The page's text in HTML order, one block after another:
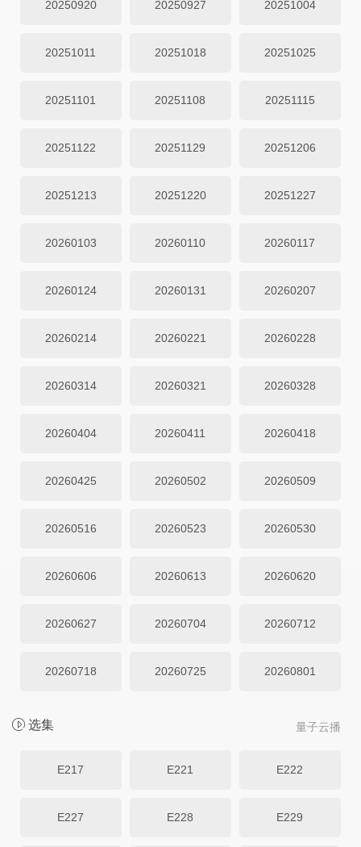
20250920 20250927 20251004
20251011 20251018 20251025
20251101 20251108 20251115
20251122 20251129 20251206
20251213 20251220 20251227
20260103 20260110 20260117
20260124 20260131 20260207
20260214 20260221 20260228
20260314 20260321 20260328
20260404 20260411 20260418
20260425 20260502 20260509
20260516 20260523 20260530
20260606 20260613 20260620
20260627 20260704 20260712
20260718 20260725 20260801
量子云播
选集
E217 E221 E222
E227 E228 E229